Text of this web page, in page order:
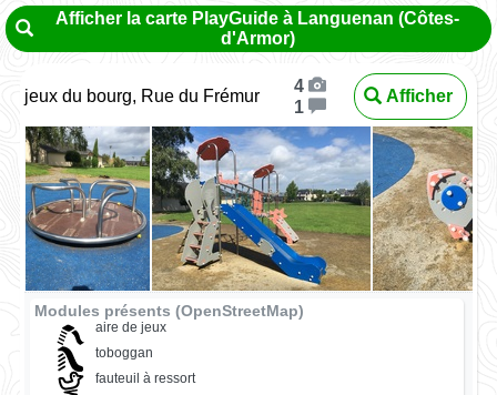
Afficher la carte PlayGuide à Languenan (Côtes-
d'Armor)
jeux du bourg, Rue du Frémur
4
1
Afficher
Modules présents (OpenStreetMap)
aire de jeux
toboggan
fauteuil à ressort